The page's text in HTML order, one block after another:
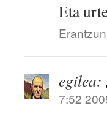
Eta
Erantzun
egilea:
7:52